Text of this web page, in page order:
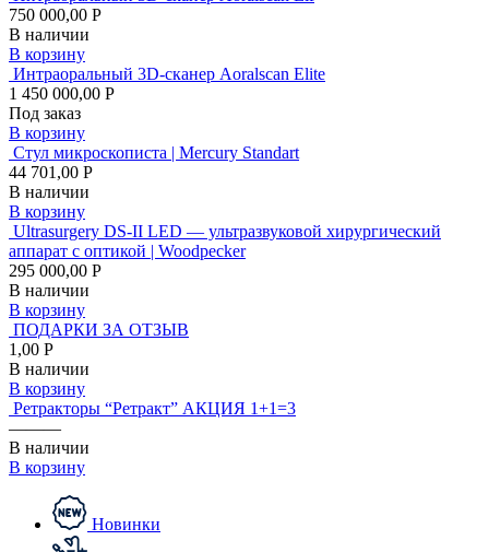
750 000,00 Р
В наличии
В корзину
Интраоральный 3D-сканер Aoralscan Elite
1 450 000,00 Р
Под заказ
В корзину
Стул микроскописта | Mercury Standart
44 701,00 Р
В наличии
В корзину
Ultrasurgery DS-II LED — ультразвуковой хирургический
аппарат с оптикой | Woodpecker
295 000,00 Р
В наличии
В корзину
ПОДАРКИ ЗА ОТЗЫВ
1,00 Р
В наличии
В корзину
Ретракторы “Ретракт” АКЦИЯ 1+1=3
———
В наличии
В корзину
Новинки